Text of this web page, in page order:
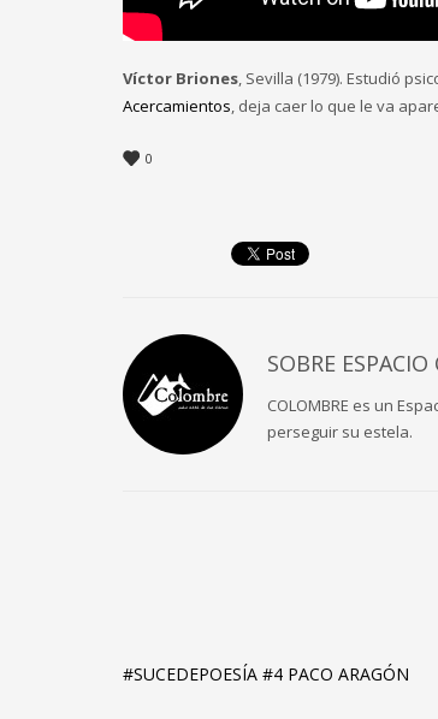
Víctor Briones, Sevilla (1979). Estudió
Acercamientos, deja caer lo que le va
0
SOBRE
COLOMBRE es un
perseguir su estela.
#SUCEDEPOESÍA #4 PACO ARAGÓN